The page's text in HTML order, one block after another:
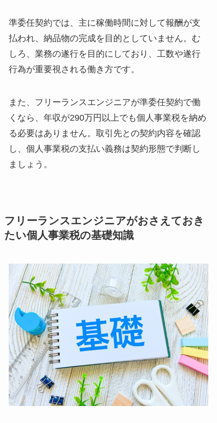
準委任契約では、主に稼働時間に対して報酬が支
払われ、納品物の完成を目的としていません。む
しろ、業務の遂行を目的にしており、工数や遂行
行為が重要視される働き方です。
また、フリーランスエンジニアが準委任契約で働
くなら、年収が290万円以上でも個人事業税を納め
る必要はありません。取引先との契約内容を確認
し、個人事業税の支払い義務は契約形態で判断し
ましょう。
フリーランスエンジニアがおさえておき
たい個人事業税の基礎知識